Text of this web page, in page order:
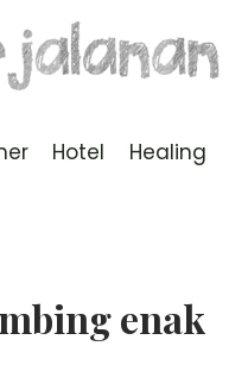
Hotel Healing
enak